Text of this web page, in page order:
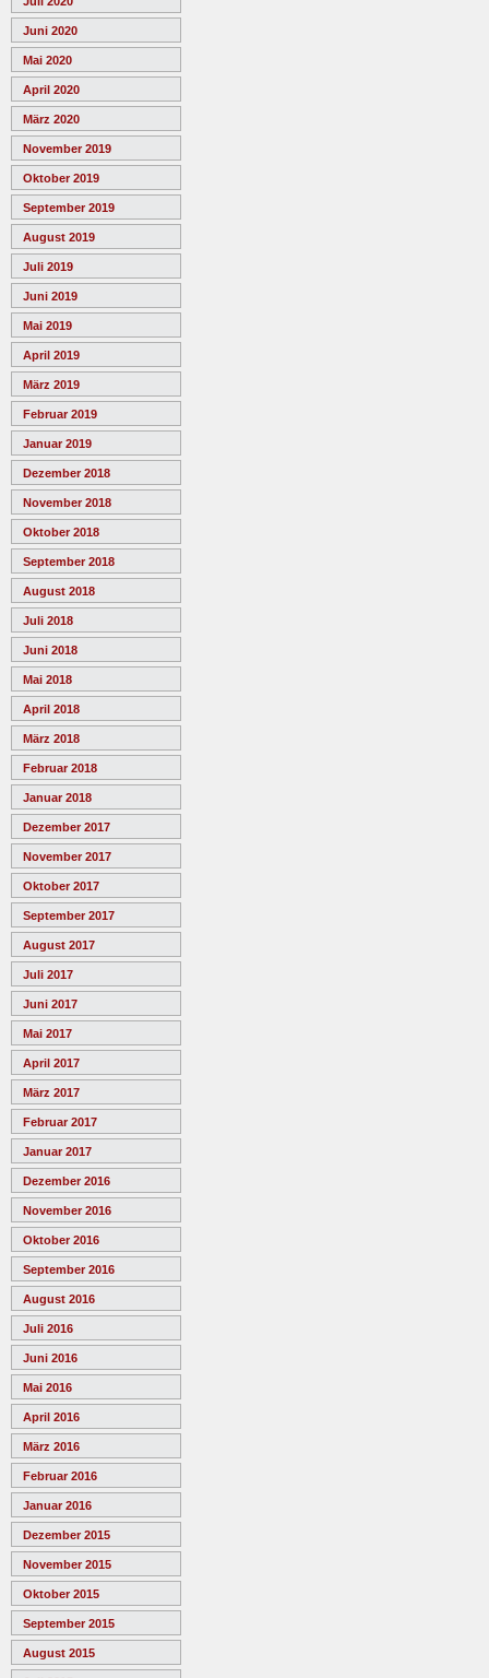
Juni 2020
Mai 2020
April 2020
März 2020
November 2019
Oktober 2019
September 2019
August 2019
Juli 2019
Juni 2019
Mai 2019
April 2019
März 2019
Februar 2019
Januar 2019
Dezember 2018
November 2018
Oktober 2018
September 2018
August 2018
Juli 2018
Juni 2018
Mai 2018
April 2018
März 2018
Februar 2018
Januar 2018
Dezember 2017
November 2017
Oktober 2017
September 2017
August 2017
Juli 2017
Juni 2017
Mai 2017
April 2017
März 2017
Februar 2017
Januar 2017
Dezember 2016
November 2016
Oktober 2016
September 2016
August 2016
Juli 2016
Juni 2016
Mai 2016
April 2016
März 2016
Februar 2016
Januar 2016
Dezember 2015
November 2015
Oktober 2015
September 2015
August 2015